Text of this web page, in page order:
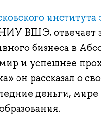
института
ВШЭ, отвечает
бизнеса в
и успешнее
он рассказал о
деньги, мире